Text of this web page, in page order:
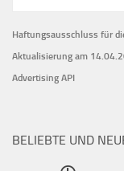
Haftungsausschluss für
Aktualisierung am
Advertising API
BELIEBTE UND